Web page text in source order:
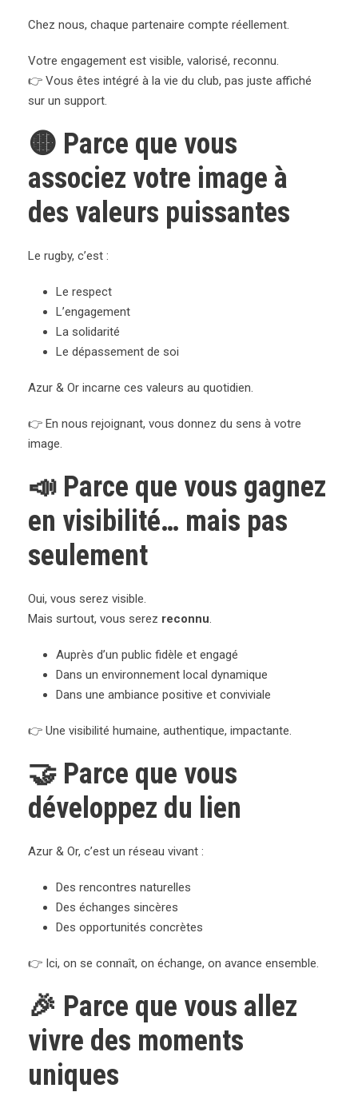
Chez nous, chaque partenaire compte réellement.
Votre engagement est visible, valorisé, reconnu.
👉 Vous êtes intégré à la vie du club, pas juste affiché
sur un support.
🟡 Parce que vous
associez votre image à
des valeurs puissantes
Le rugby, c’est :
Le respect
L’engagement
La solidarité
Le dépassement de soi
Azur & Or incarne ces valeurs au quotidien.
👉 En nous rejoignant, vous donnez du sens à votre
image.
📣 Parce que vous gagnez
en visibilité… mais pas
seulement
Oui, vous serez visible.
Mais surtout, vous serez reconnu.
Auprès d’un public fidèle et engagé
Dans un environnement local dynamique
Dans une ambiance positive et conviviale
👉 Une visibilité humaine, authentique, impactante.
🤝 Parce que vous
développez du lien
Azur & Or, c’est un réseau vivant :
Des rencontres naturelles
Des échanges sincères
Des opportunités concrètes
👉 Ici, on se connaît, on échange, on avance ensemble.
🎉 Parce que vous allez
vivre des moments
uniques